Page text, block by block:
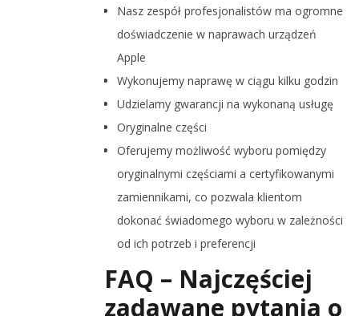
Nasz zespół profesjonalistów ma ogromne
doświadczenie w naprawach urządzeń
Apple
Wykonujemy naprawę w ciągu kilku godzin
Udzielamy gwarancji na wykonaną usługę
Oryginalne części
Oferujemy możliwość wyboru pomiędzy
oryginalnymi częściami a certyfikowanymi
zamiennikami, co pozwala klientom
dokonać świadomego wyboru w zależności
od ich potrzeb i preferencji
FAQ – Najczęściej
zadawane pytania o